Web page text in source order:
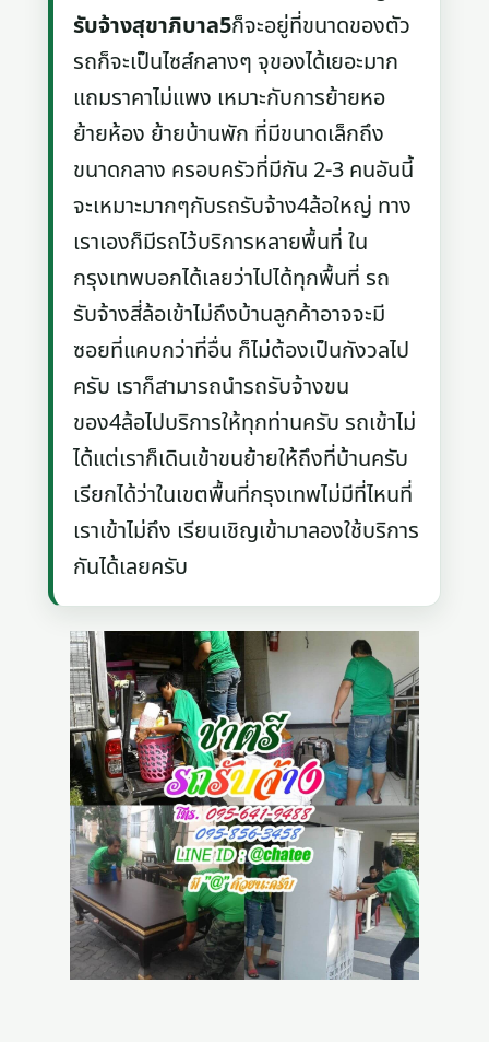
รับจ้างสุขาภิบาล5ก็จะอยู่ที่ขนาดของตัว
รถก็จะเป็นไซส์กลางๆ จุของได้เยอะมาก
แถมราคาไม่แพง เหมาะกับการย้ายหอ
ย้ายห้อง ย้ายบ้านพัก ที่มีขนาดเล็กถึง
ขนาดกลาง ครอบครัวที่มีกัน 2-3 คนอันนี้
จะเหมาะมากๆกับรถรับจ้าง4ล้อใหญ่ ทาง
เราเองก็มีรถไว้บริการหลายพื้นที่ ใน
กรุงเทพบอกได้เลยว่าไปได้ทุกพื้นที่ รถ
รับจ้างสี่ล้อเข้าไม่ถึงบ้านลูกค้าอาจจะมี
ซอยที่แคบกว่าที่อื่น ก็ไม่ต้องเป็นกังวลไป
ครับ เราก็สามารถนำรถรับจ้างขน
ของ4ล้อไปบริการให้ทุกท่านครับ รถเข้าไม่
ได้แต่เราก็เดินเข้าขนย้ายให้ถึงที่บ้านครับ
เรียกได้ว่าในเขตพื้นที่กรุงเทพไม่มีที่ไหนที่
เราเข้าไม่ถึง เรียนเชิญเข้ามาลองใช้บริการ
กันได้เลยครับ